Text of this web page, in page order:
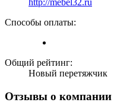
http://mebel32.ru
Способы оплаты:
Общий рейтинг:
Новый перетяжчик
Отзывы о компании